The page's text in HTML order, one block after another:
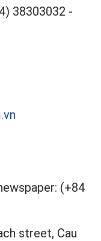
38303032 -
(+84
street, Cau